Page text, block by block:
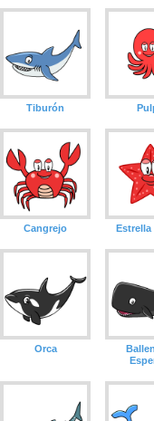
Tiburón
Cangrejo Estrella
Orca